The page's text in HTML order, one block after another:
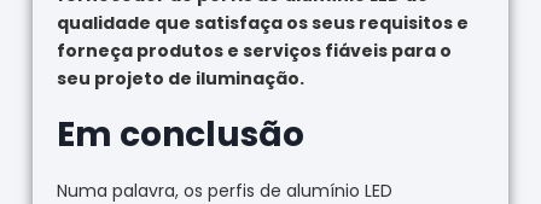
qualidade que satisfaça os seus requisitos e
forneça produtos e serviços fiáveis para o
seu projeto de iluminação.
Em conclusão
Numa palavra, os perfis de alumínio LED